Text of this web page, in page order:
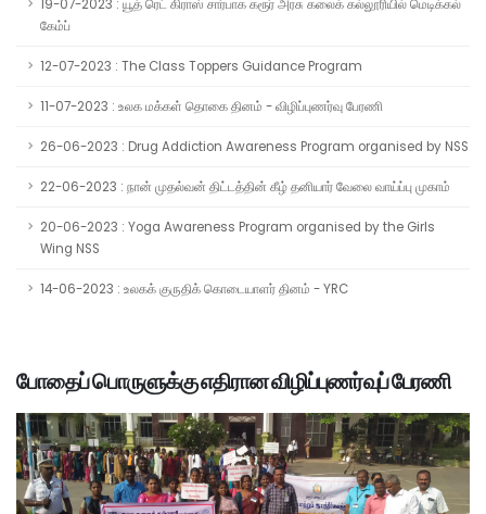
19-07-2023 : யூத் ரெட் கிராஸ் சார்பாக கரூர் அரசு கலைக் கல்லூரியில் மெடிக்கல்
கேம்ப்
12-07-2023 : The Class Toppers Guidance Program
11-07-2023 : உலக மக்கள் தொகை தினம் - விழிப்புணர்வு பேரணி
26-06-2023 : Drug Addiction Awareness Program organised by NSS
22-06-2023 : நான் முதல்வன் திட்டத்தின் கீழ் தனியார் வேலை வாய்ப்பு முகாம்
20-06-2023 : Yoga Awareness Program organised by the Girls
Wing NSS
14-06-2023 : உலகக் குருதிக் கொடையாளர் தினம் - YRC
போதைப் பொருளுக்கு எதிரான விழிப்புணர்வுப் பேரணி